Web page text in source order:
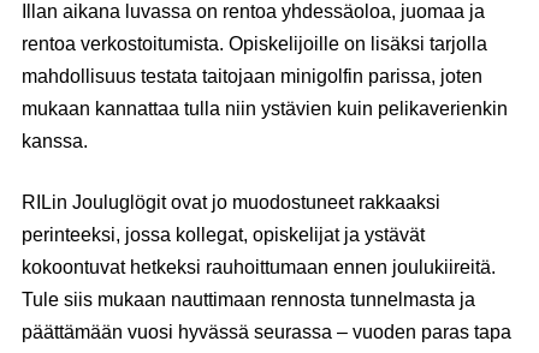
Illan aikana luvassa on rentoa yhdessäoloa, juomaa ja
rentoa verkostoitumista. Opiskelijoille on lisäksi tarjolla
mahdollisuus testata taitojaan minigolfin parissa, joten
mukaan kannattaa tulla niin ystävien kuin pelikaverienkin
kanssa.
RILin Jouluglögit ovat jo muodostuneet rakkaaksi
perinteeksi, jossa kollegat, opiskelijat ja ystävät
kokoontuvat hetkeksi rauhoittumaan ennen joulukiireitä.
Tule siis mukaan nauttimaan rennosta tunnelmasta ja
päättämään vuosi hyvässä seurassa – vuoden paras tapa